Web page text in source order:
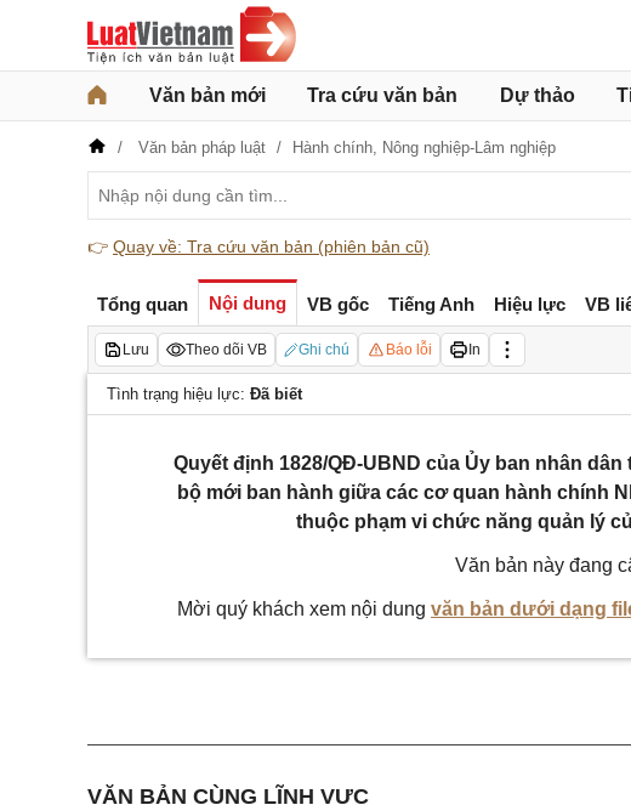
Văn bản mới Tra cứu văn bản Dự thảo
Văn bản pháp luật Hành chính, Nông nghiệp-Lâm nghiệp
👉 Quay về: Tra cứu văn bản (phiên bản cũ)
Tổng quan Nội dung VB gốc Tiếng Anh Hiệu lực VB
Lưu Theo dõi VB Ghi chú Báo lỗi In
Tình trạng hiệu lực: Đã biết
Quyết định 1828/QĐ-UBND của Ủy ban nhân
bộ mới ban hành giữa các cơ quan hành chính
thuộc phạm vi chức năng quản lý
Văn bản này đang
Mời quý khách xem nội dung văn bản dưới dạng
VĂN BẢN CÙNG LĨNH VỰC